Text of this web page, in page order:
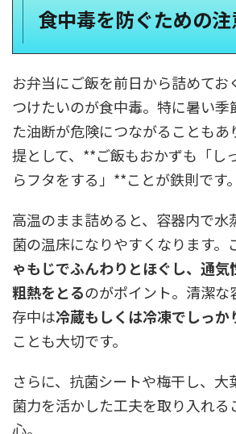
食中毒を防ぐための
お弁当にご飯を前日から詰めてお
つけたいのが食中毒。特に暑い季
た油断が危険につながることもあ
提として、**ご飯もおかずも「し
らフタをする」**ことが鉄則です。
高温のまま詰めると、容器内で水
菌の温床になりやすくなります。
ゃもじでふんわりとほぐし、通気
粗熱をとるのがポイント。清潔な
存中は冷蔵もしくは冷凍でしっか
ことも大切です。
さらに、抗菌シートや梅干し、大
菌力を活かした工夫を取り入れる
心。